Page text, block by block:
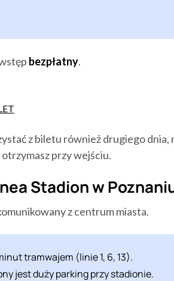
bezpłatny.
z biletu również drugiego dnia,
przy wejściu.
Stadion w
z centrum miasta.
tramwajem (linie 1, 6, 13).
jest duży parking przy stadionie.